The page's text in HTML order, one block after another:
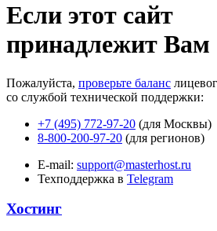
Если этот сайт
принадлежит Вам
Пожалуйста, проверьте баланс
со службой технической поддержки:
+7 (495) 772-97-20 (для Москвы)
8-800-200-97-20 (для регионов)
E-mail: support@masterhost.ru
Техподдержка в Telegram
Хостинг